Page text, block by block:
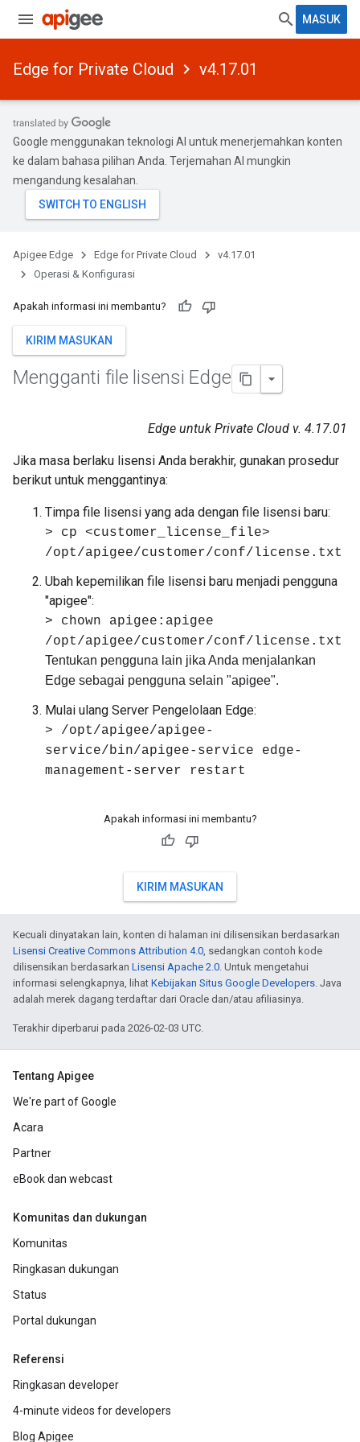
MASUK
Edge for Private Cloud v4.17.01
Google menggunakan teknologi AI untuk menerjemahkan konten
ke dalam bahasa pilihan Anda. Terjemahan AI mungkin
mengandung kesalahan.
Apigee Edge Edge for Private Cloud
v4.17.01
Operasi & Konfigurasi
Apakah informasi ini membantu?
KIRIM MASUKAN
Mengganti file lisensi Edge
Edge untuk Private Cloud v. 4.17.01
Jika masa berlaku lisensi Anda berakhir, gunakan prosedur
berikut untuk menggantinya:
Timpa file lisensi yang ada dengan file lisensi baru:
> cp <customer_license_file>
/opt/apigee/customer/conf/license.txt
Ubah kepemilikan file lisensi baru menjadi pengguna
"apigee":
> chown apigee:apigee
/opt/apigee/customer/conf/license.txt
Tentukan pengguna lain jika Anda menjalankan
Edge sebagai pengguna selain "apigee".
Mulai ulang Server Pengelolaan Edge:
> /opt/apigee/apigee-
service/bin/apigee-service edge-
management-server restart
Apakah informasi ini membantu?
KIRIM MASUKAN
Kecuali dinyatakan lain, konten di halaman ini dilisensikan berdasarkan
Lisensi Creative Commons Attribution 4.0, sedangkan contoh kode
dilisensikan berdasarkan Lisensi Apache 2.0. Untuk mengetahui
informasi selengkapnya, lihat Kebijakan Situs Google Developers. Java
adalah merek dagang terdaftar dari Oracle dan/atau afiliasinya.
Terakhir diperbarui pada 2026-02-03 UTC.
Tentang Apigee
We're part of Google
Acara
Partner
eBook dan webcast
Komunitas dan dukungan
Komunitas
Ringkasan dukungan
Status
Portal dukungan
Referensi
Ringkasan developer
4-minute videos for developers
Blog Apigee